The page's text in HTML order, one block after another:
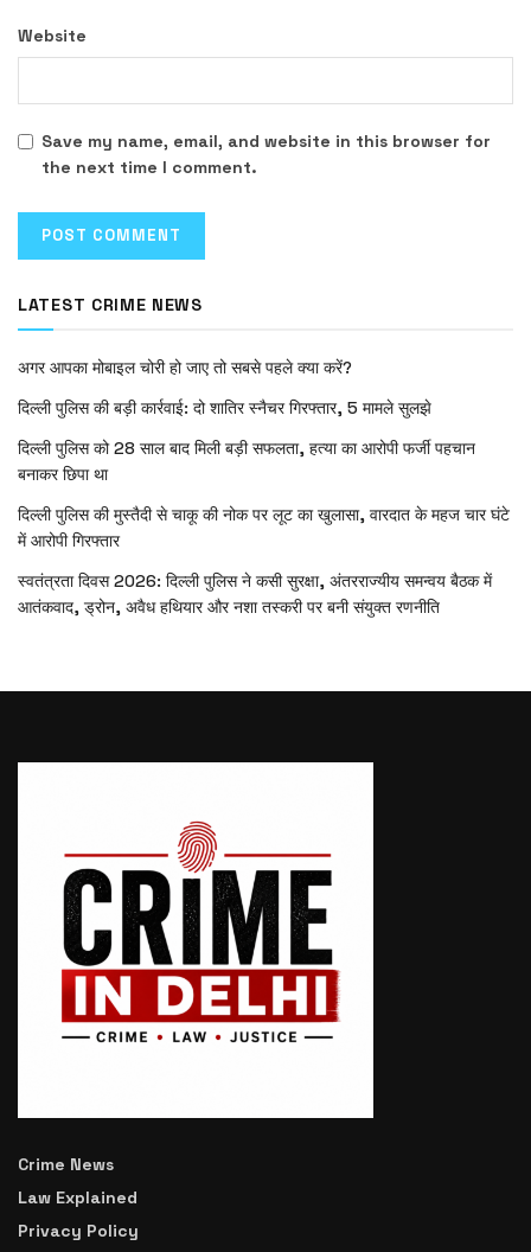
Website
Save my name, email, and website in this browser for
the next time I comment.
LATEST CRIME NEWS
अगर आपका मोबाइल चोरी हो जाए तो सबसे पहले क्या करें?
दिल्ली पुलिस की बड़ी कार्रवाई: दो शातिर स्नैचर गिरफ्तार, 5 मामले सुलझे
दिल्ली पुलिस को 28 साल बाद मिली बड़ी सफलता, हत्या का आरोपी फर्जी पहचान
बनाकर छिपा था
दिल्ली पुलिस की मुस्तैदी से चाकू की नोक पर लूट का खुलासा, वारदात के महज चार घंटे
में आरोपी गिरफ्तार
स्वतंत्रता दिवस 2026: दिल्ली पुलिस ने कसी सुरक्षा, अंतरराज्यीय समन्वय बैठक में
आतंकवाद, ड्रोन, अवैध हथियार और नशा तस्करी पर बनी संयुक्त रणनीति
Crime News
Law Explained
Privacy Policy